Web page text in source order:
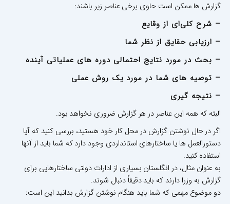
گزارش ها ممکن است حاوی برخی عناصر زیر باشند:
– شرح کلی‌ای از وقایع
– ارزیابی حقایق از نظر شما
– بحث در مورد نتایج احتمالی دوره های عملیاتی آینده
– توصیه های شما در مورد یک روش عملی
– نتیجه گیری
البته که همه این عناصر در هر گزارش ضروری نخواهد بود.
اگر در حال نوشتن گزارش در محل کار خود هستید، بررسی کنید که آیا
دستورالعمل ها یا ساختارهای استانداردی وجود دارد که شما باید از آنها
استفاده کنید.
به عنوان مثال، در انگلستان بسیاری از ادارات دولتی ساختارهایی برای
گزارش به وزرا دارند که باید دقیقاً دنبال شوند.
دو موضوع مهمی که شما باید هنگام نوشتن گزارش بدانید این است: